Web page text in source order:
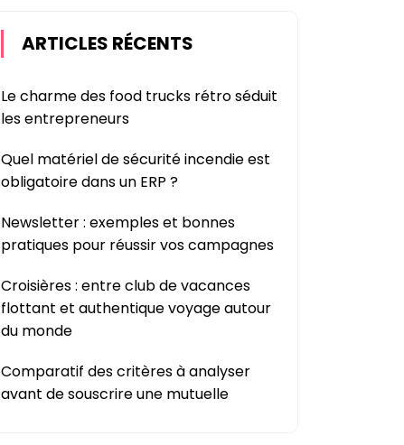
ARTICLES RÉCENTS
Le charme des food trucks rétro séduit
les entrepreneurs
Quel matériel de sécurité incendie est
obligatoire dans un ERP ?
Newsletter : exemples et bonnes
pratiques pour réussir vos campagnes
Croisières : entre club de vacances
flottant et authentique voyage autour
du monde
Comparatif des critères à analyser
avant de souscrire une mutuelle